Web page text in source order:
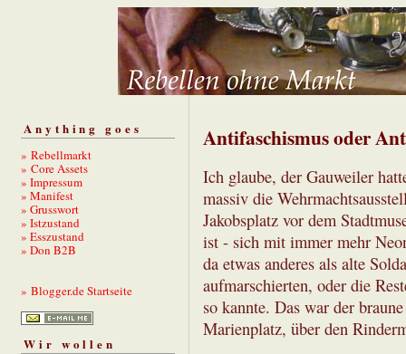
Anything goes
» Rebellmarkt
» Core Assets
» Impressum
» Manifest
» Grusswort
» Istzustand
» Esszustand
» Don B2B
» Blogger.de Startseite
Wir wollen
Antifaschismus oder
Ich glaube, der Gauweiler
massiv die
Jakobsplatz vor dem
ist - sich mit immer mehr
da etwas anderes als alte
aufmarschierten, oder die
so kannte. Das war der
Marienplatz, über den